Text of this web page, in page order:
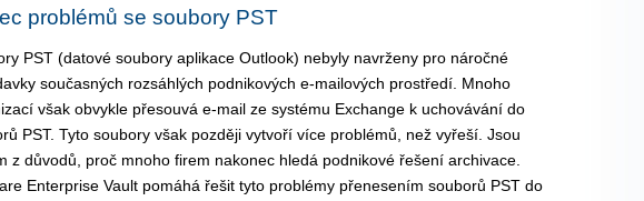
problémů se soubory PST
PST (datové soubory aplikace Outlook) nebyly navrženy pro náročné
současných rozsáhlých podnikových e-mailových prostředí. Mnoho
však obvykle přesouvá e-mail ze systému Exchange k uchovávání do
PST. Tyto soubory však později vytvoří více problémů, než vyřeší. Jsou
z důvodů, proč mnoho firem nakonec hledá podnikové řešení archivace.
Enterprise Vault pomáhá řešit tyto problémy přenesením souborů PST do